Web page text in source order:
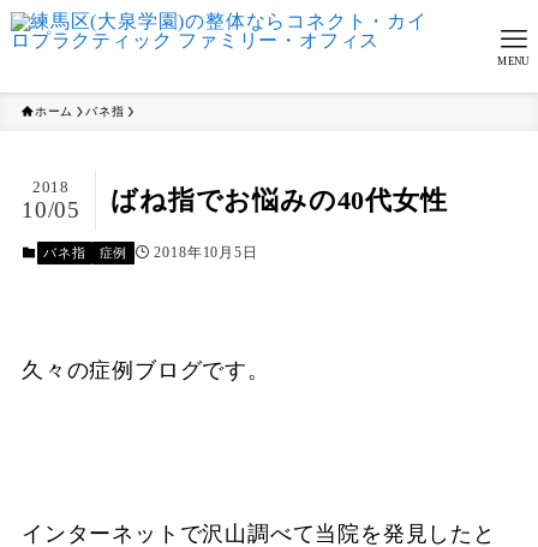
MENU
ホーム バネ指
ばね指でお悩みの40代女性
2018
10/05
バネ指 症例 2018年10月5日
久々の症例ブログです。
インターネットで沢山調べて当院を発見したと